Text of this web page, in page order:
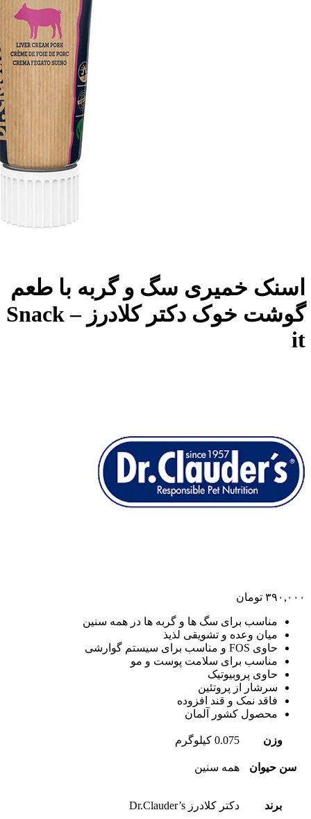
اسنک خمیری سگ و گربه با طعم
گوشت خوک دکتر کلادرز – Snack
it
۳۹۰,۰۰۰ تومان
مناسب برای سگ ها و گربه ها در همه سنین
میان وعده و تشویقی لذیذ
حاوی FOS و مناسب برای سیستم گوارشی
مناسب برای سلامت پوست و مو
حاوی پروبیوتیک
سرشار از پروتئین
فاقد نمک و قند افزوده
محصول کشور آلمان
وزن 0.075 کیلوگرم
سن حیوان همه سنین
برند دکتر کلادرز Dr.Clauder’s